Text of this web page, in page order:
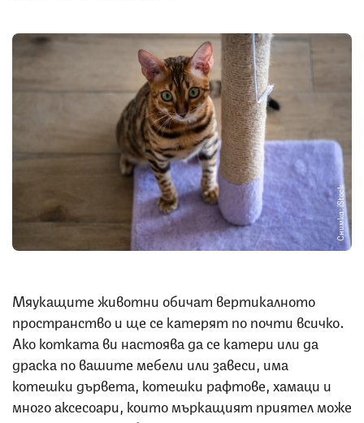
Снимка: iStock
Мяукащите животни обичат вертикалното
пространство и ще се катерят по почти всичко.
Ако котката ви настоява да се катери или да
драска по вашите мебели или завеси, има
котешки дървета, котешки рафтове, хамаци и
много аксесоари, които мъркащият приятел може